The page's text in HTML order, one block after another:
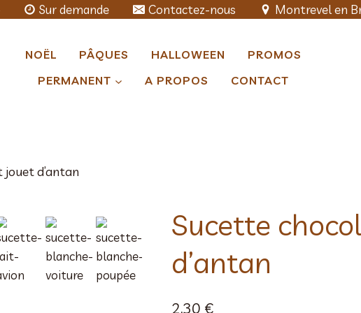
Sur demande Contactez-nous Montrevel en
NOËL PÂQUES HALLOWEEN
PROMOS
PERMANENT
A PROPOS CONTACT
d’antan
Sucette
d’antan
2,30 €